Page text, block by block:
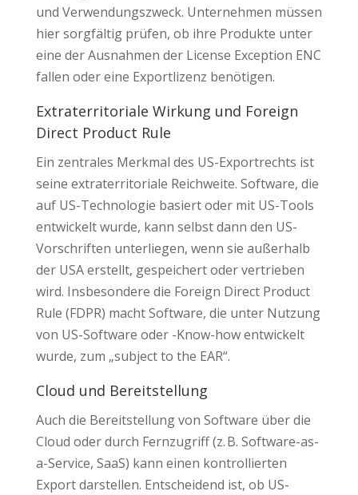
und Verwendungszweck. Unternehmen müssen
hier sorgfältig prüfen, ob ihre Produkte unter
eine der Ausnahmen der License Exception ENC
fallen oder eine Exportlizenz benötigen.
Extraterritoriale Wirkung und Foreign
Direct Product Rule
Ein zentrales Merkmal des US-Exportrechts ist
seine extraterritoriale Reichweite. Software, die
auf US-Technologie basiert oder mit US-Tools
entwickelt wurde, kann selbst dann den US-
Vorschriften unterliegen, wenn sie außerhalb
der USA erstellt, gespeichert oder vertrieben
wird. Insbesondere die Foreign Direct Product
Rule (FDPR) macht Software, die unter Nutzung
von US-Software oder -Know-how entwickelt
wurde, zum „subject to the EAR“.
Cloud und Bereitstellung
Auch die Bereitstellung von Software über die
Cloud oder durch Fernzugriff (z. B. Software-as-
a-Service, SaaS) kann einen kontrollierten
Export darstellen. Entscheidend ist, ob US-